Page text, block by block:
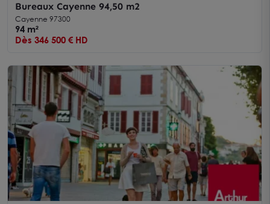
Bureaux Cayenne 94,50 m2
Cayenne 97300
94 m²
Dès 346 500 € HD